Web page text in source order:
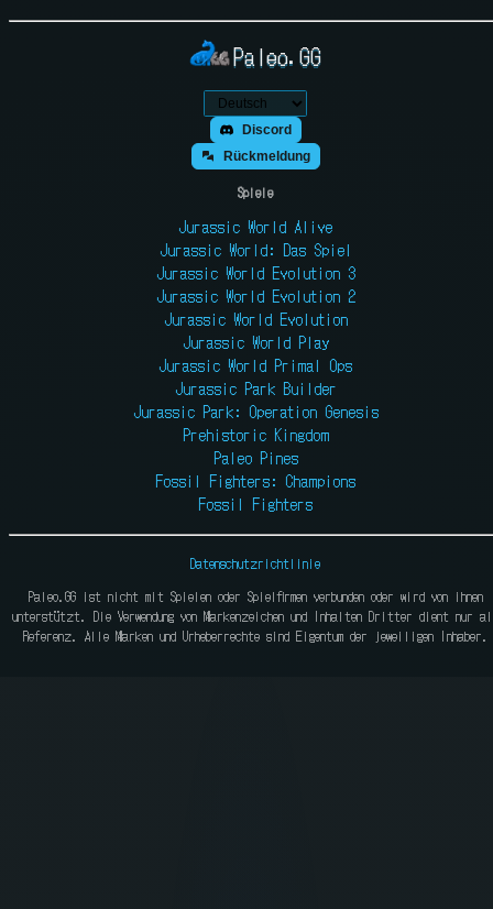
Paleo.GG
Discord
Rückmeldung
Spiele
Jurassic World Alive
Jurassic World: Das Spiel
Jurassic World Evolution 3
Jurassic World Evolution 2
Jurassic World Evolution
Jurassic World Play
Jurassic World Primal Ops
Jurassic Park Builder
Jurassic Park: Operation Genesis
Prehistoric Kingdom
Paleo Pines
Fossil Fighters: Champions
Fossil Fighters
Paleo.GG ist nicht mit Spielen oder Spielfirmen verbunden oder wird von ihnen
unterstützt. Die Verwendung von Markenzeichen und Inhalten Dritter dient nur
Referenz. Alle Marken und Urheberrechte sind Eigentum der jeweiligen Inhaber.
Datenschutzrichtlinie